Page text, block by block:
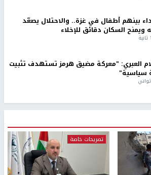
بينهم أطفال في غزة.. والاحتلال يصعّد
ويمنح السكان دقائق للإخلاء
العبري: "معركة مضيق هرمز تستهدف تثبيت
سياسية"
تصريحات خاصة